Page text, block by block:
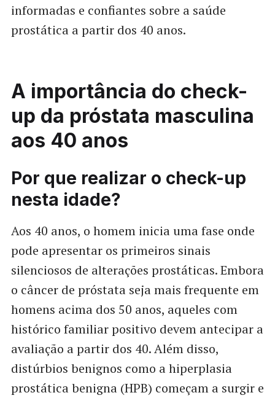
informadas e confiantes sobre a saúde
prostática a partir dos 40 anos.
A importância do check-
up da próstata masculina
aos 40 anos
Por que realizar o check-up
nesta idade?
Aos 40 anos, o homem inicia uma fase onde
pode apresentar os primeiros sinais
silenciosos de alterações prostáticas. Embora
o câncer de próstata seja mais frequente em
homens acima dos 50 anos, aqueles com
histórico familiar positivo devem antecipar a
avaliação a partir dos 40. Além disso,
distúrbios benignos como a hiperplasia
prostática benigna (HPB) começam a surgir e